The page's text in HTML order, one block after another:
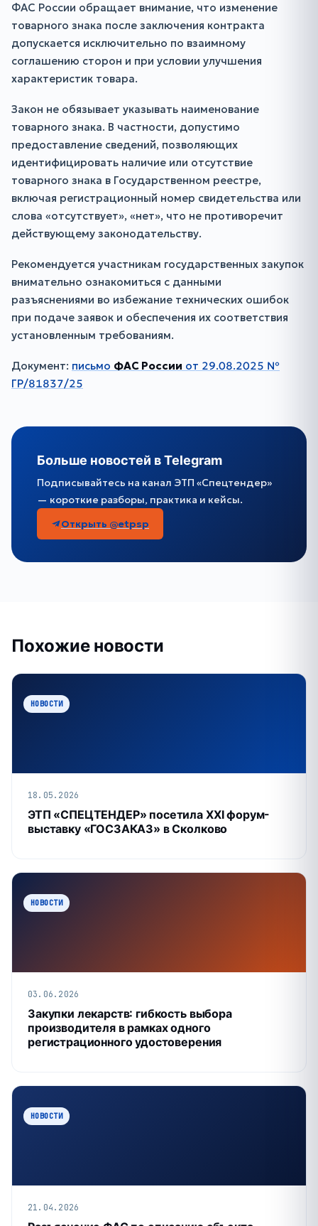
ФАС России обращает внимание, что изменение
товарного знака после заключения контракта
допускается исключительно по взаимному
соглашению сторон и при условии улучшения
характеристик товара.
Закон не обязывает указывать наименование
товарного знака. В частности, допустимо
предоставление сведений, позволяющих
идентифицировать наличие или отсутствие
товарного знака в Государственном реестре,
включая регистрационный номер свидетельства или
слова «отсутствует», «нет», что не противоречит
действующему законодательству.
Рекомендуется участникам государственных закупок
внимательно ознакомиться с данными
разъяснениями во избежание технических ошибок
при подаче заявок и обеспечения их соответствия
установленным требованиям.
Документ: письмо ФАС России от 29.08.2025 №
ГР/81837/25
Больше новостей в Telegram
Подписывайтесь на канал ЭТП «Спецтендер»
— короткие разборы, практика и кейсы.
Открыть @etpsp
Похожие новости
НОВОСТИ
18.05.2026
ЭТП «СПЕЦТЕНДЕР» посетила XXI форум-
выставку «ГОСЗАКАЗ» в Сколково
НОВОСТИ
03.06.2026
Закупки лекарств: гибкость выбора
производителя в рамках одного
регистрационного удостоверения
НОВОСТИ
21.04.2026